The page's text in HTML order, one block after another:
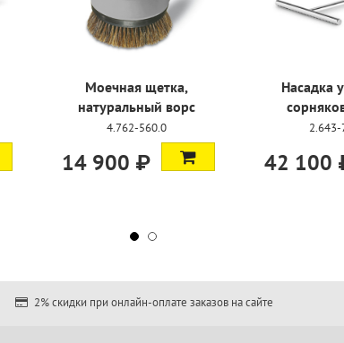
Моечная щетка,
натуральный ворс
4.762-560.0
14 900 ₽
Насадка
42 100
2% скидки при онлайн-оплате заказов на сайте